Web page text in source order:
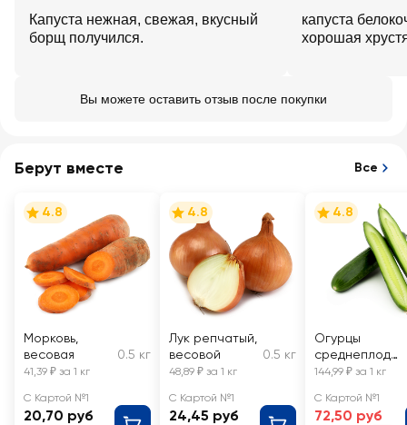
Капуста нежная, свежая, вкусный
борщ получился.
капуста
Вы можете оставить отзыв после покупки
Берут вместе Все
4.8
Морковь,
весовая
0.5 кг
41,39 ₽ за 1 кг
С Картой №1
20,70 руб
4.8
Лук репчатый,
весовой
0.5 кг
48,89 ₽ за 1 кг
С Картой №1
24,45 руб
4.8
Огурцы
среднеплодн
ые гладкие,
144,99 ₽ за 1 кг
С Картой №1
72,50 руб